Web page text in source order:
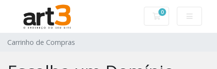
0
Carrinho de
Carrinho de Compras